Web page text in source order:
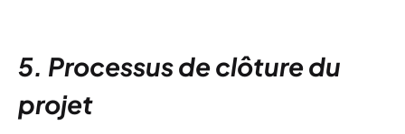
5. Processus de clôture du
projet